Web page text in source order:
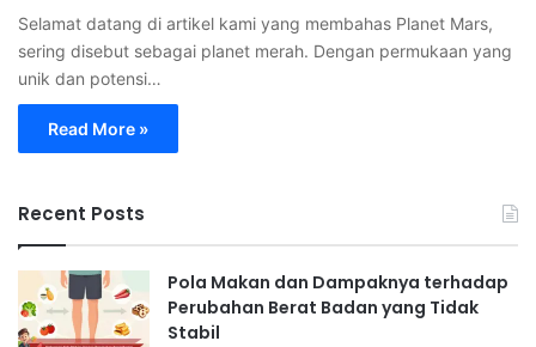
Selamat datang di artikel kami yang membahas Planet Mars,
sering disebut sebagai planet merah. Dengan permukaan yang
unik dan potensi…
Read More »
Recent Posts
Pola Makan dan Dampaknya terhadap
Perubahan Berat Badan yang Tidak
Stabil